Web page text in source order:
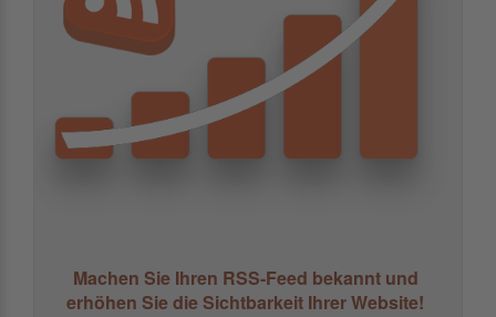
Machen Sie Ihren RSS-Feed bekannt und
erhöhen Sie die Sichtbarkeit Ihrer Website!